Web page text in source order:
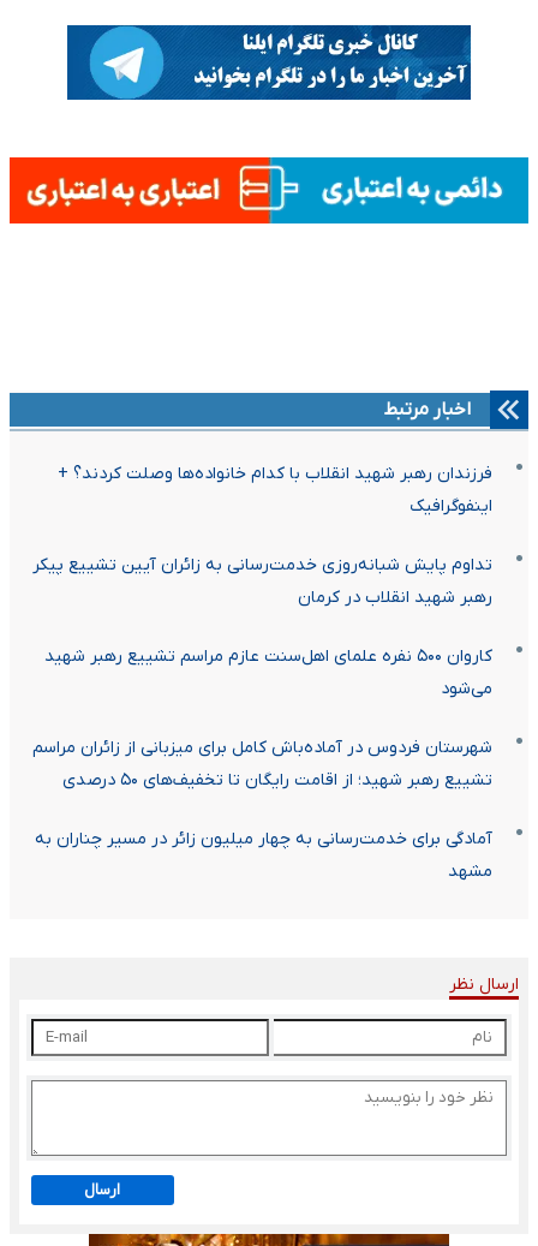
اخبار مرتبط
فرزندان رهبر شهید انقلاب با کدام خانواده‌ها وصلت کردند؟ +
اینفوگرافیک
تداوم پایش شبانه‌روزی خدمت‌رسانی به زائران آیین تشییع پیکر
رهبر شهید انقلاب در کرمان
کاروان ۵۰۰ نفره علمای اهل‌سنت عازم مراسم تشییع رهبر شهید
می‌شود
شهرستان فردوس در آماده‌باش کامل برای میزبانی از زائران مراسم
تشییع رهبر شهید؛ از اقامت رایگان تا تخفیف‌های ۵۰ درصدی
آمادگی برای خدمت‌رسانی به چهار میلیون زائر در مسیر چناران به
مشهد
ارسال نظر
ارسال